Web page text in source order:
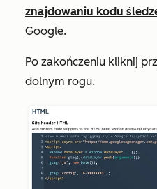
znajdowaniu kodu
Google.
Po zakończeniu kliknij
dolnym rogu.